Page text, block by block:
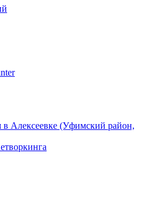
в Алексеевке (Уфимский район,